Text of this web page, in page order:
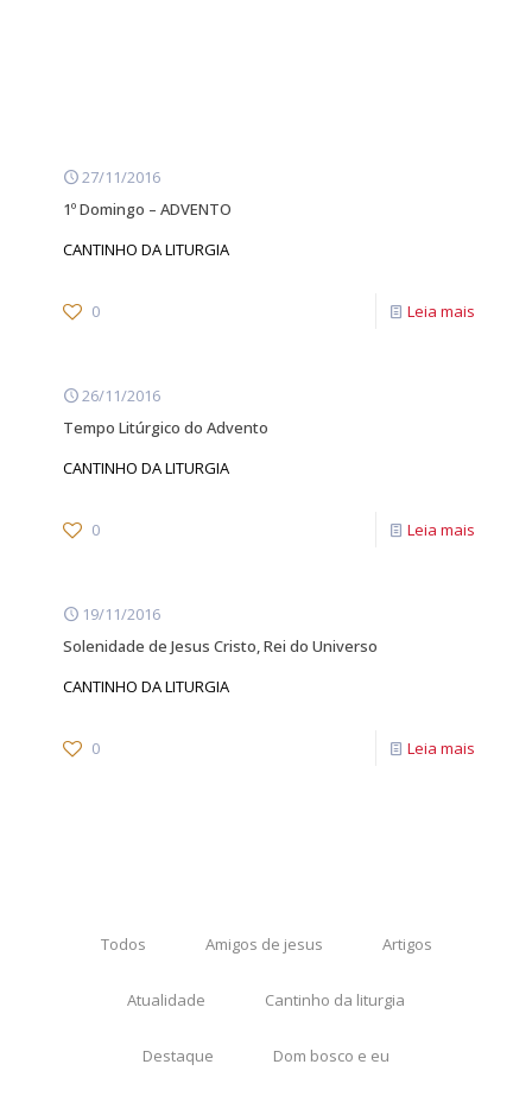
27/11/2016
1º Domingo – ADVENTO
CANTINHO DA LITURGIA
0 Leia mais
26/11/2016
Tempo Litúrgico do Advento
CANTINHO DA LITURGIA
0 Leia mais
19/11/2016
Solenidade de Jesus Cristo, Rei do Universo
CANTINHO DA LITURGIA
0 Leia mais
Todos Amigos de jesus Artigos
Atualidade Cantinho da liturgia
Destaque Dom bosco e eu